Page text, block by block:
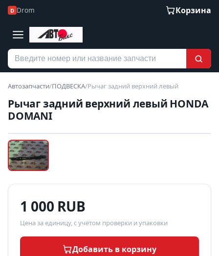
D Drom Корзина
Автозапчасти/ПОДВЕСКА/Рычаг задний верхний левый
Рычаг задний верхний левый HONDA
DOMANI
Б/У В НАЛИЧИИ
1 000 RUB
Цена за единицу, с учётом проверки и упаковки
Добавить в корзину